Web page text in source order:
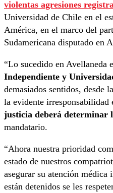
violentas agresiones
Universidad de Chile en el
América, en el marco del
Sudamericana disputado en
“Lo sucedido en Avellaneda
Independiente y
demasiados sentidos, desde
la evidente irresponsabilidad
justicia deberá determinar
mandatario.
“Ahora nuestra prioridad
estado de nuestros
asegurar su atención médica
están detenidos se les